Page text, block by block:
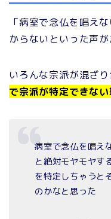
「病室で念仏を唱え
からないといった声
いろんな宗派が混ざ
で宗派が特定できな
病室で念仏を唱え
と絶対モヤモヤす
を特定しちゃうと
のかなと思った